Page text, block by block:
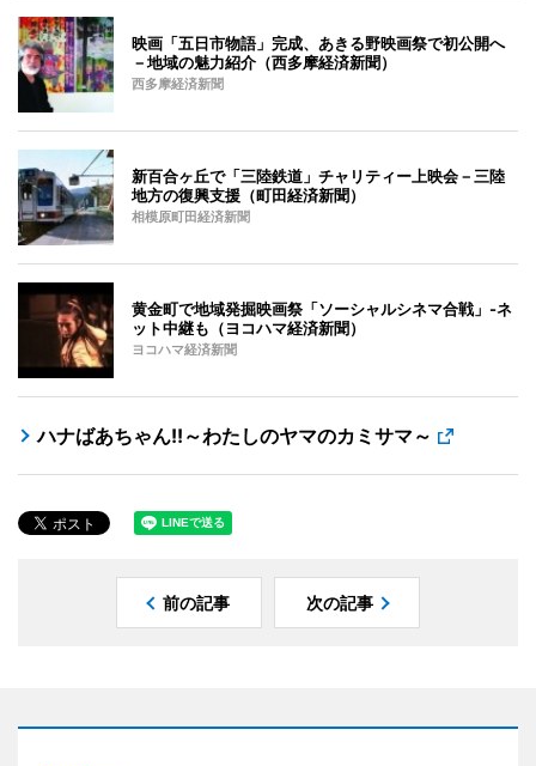
映画「五日市物語」完成、あきる野映画祭で初公開へ
－地域の魅力紹介（西多摩経済新聞）
西多摩経済新聞
新百合ヶ丘で「三陸鉄道」チャリティー上映会－三陸
地方の復興支援（町田経済新聞）
相模原町田経済新聞
黄金町で地域発掘映画祭「ソーシャルシネマ合戦」-ネ
ット中継も（ヨコハマ経済新聞）
ヨコハマ経済新聞
ハナばあちゃん!!～わたしのヤマのカミサマ～
前の記事 次の記事